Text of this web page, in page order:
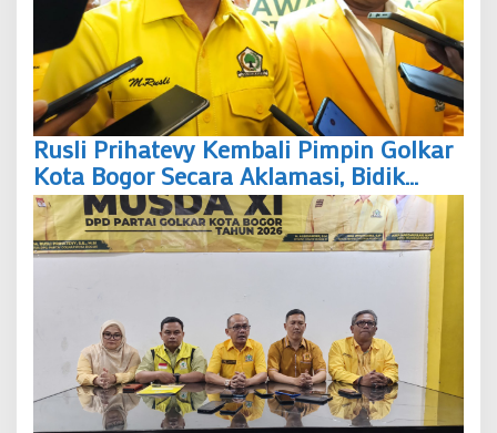
Rusli Prihatevy Kembali Pimpin Golkar
Kota Bogor Secara Aklamasi, Bidik
Menang Legislatif dan Eksekutif